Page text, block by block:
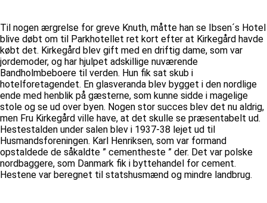
Til nogen ærgrelse for greve Knuth, måtte han se Ibsen´s Hotel
blive døbt om til Parkhotellet ret kort efter at Kirkegård havde
købt det. Kirkegård blev gift med en driftig dame, som var
jordemoder, og har hjulpet adskillige nuværende
Bandholmbeboere til verden. Hun fik sat skub i
hotelforetagendet. En glasveranda blev bygget i den nordlige
ende med henblik på gæsterne, som kunne sidde i magelige
stole og se ud over byen. Nogen stor succes blev det nu aldrig,
men Fru Kirkegård ville have, at det skulle se præsentabelt ud.
Hestestalden under salen blev i 1937-38 lejet ud til
Husmandsforeningen. Karl Henriksen, som var formand
opstaldede de såkaldte ” cementheste ” der. Det var polske
nordbaggere, som Danmark fik i byttehandel for cement.
Hestene var beregnet til statshusmænd og mindre landbrug.